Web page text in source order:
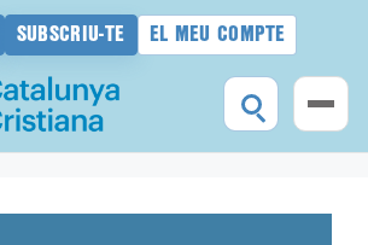
SUBSCRIU-TE EL MEU COMPTE